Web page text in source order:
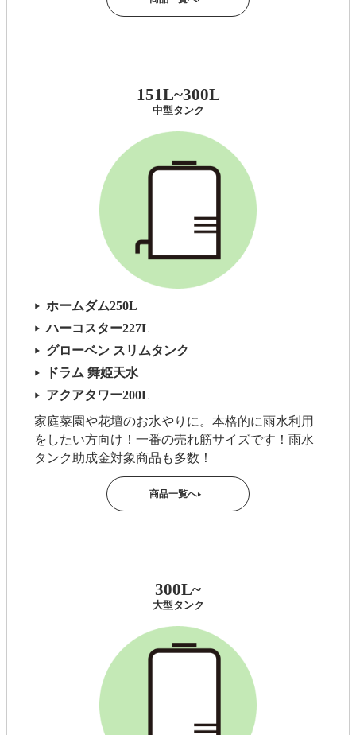
151L~300L
中型タンク
▶ ホームダム250L
▶ ハーコスター227L
▶ グローベン スリムタンク
▶ ドラム 舞姫天水
▶
アクアタワー200L
家庭菜園や花壇のお水やりに。本格的に雨水利用
をしたい方向け！一番の売れ筋サイズです！雨水
タンク助成金対象商品も多数！
商品一覧へ ▶
300L~
大型タンク